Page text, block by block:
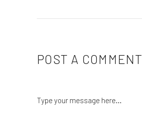
POST A COMMENT